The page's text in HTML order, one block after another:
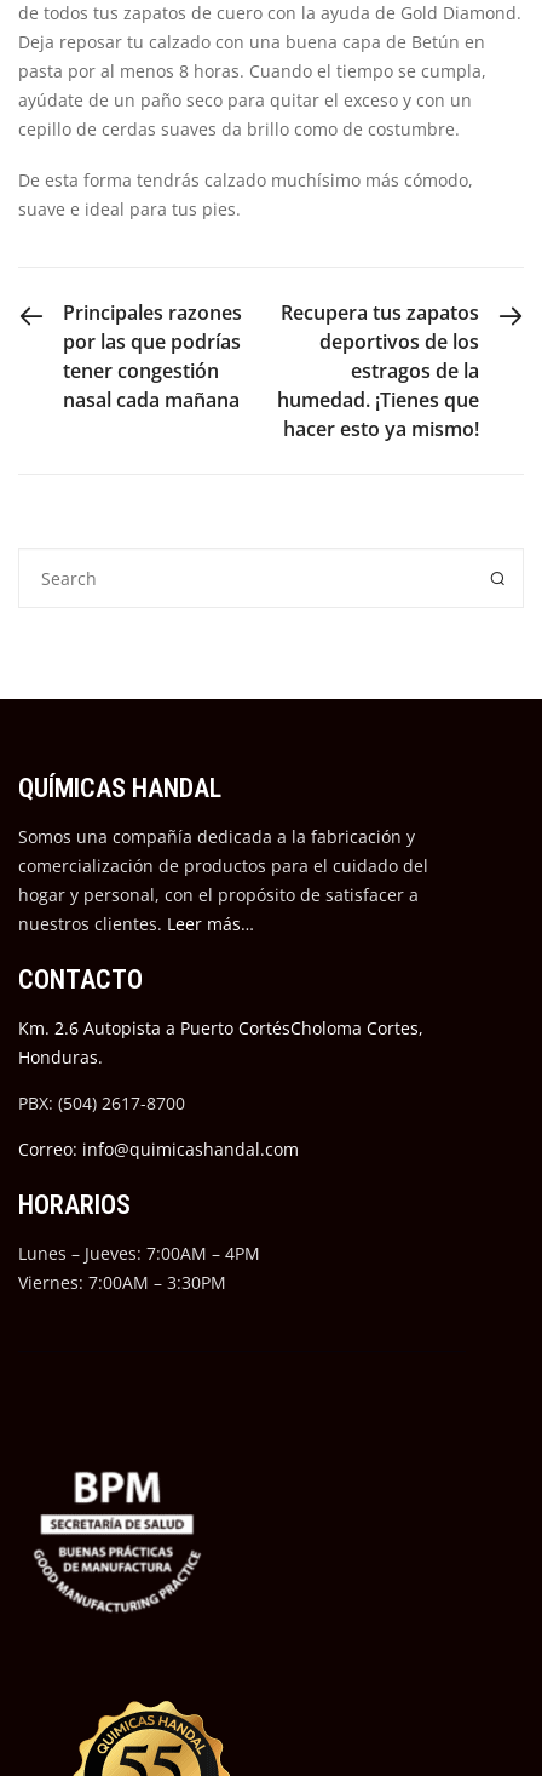
de todos tus zapatos de cuero con la ayuda de Gold Diamond.
Deja reposar tu calzado con una buena capa de Betún en
pasta por al menos 8 horas. Cuando el tiempo se cumpla,
ayúdate de un paño seco para quitar el exceso y con un
cepillo de cerdas suaves da brillo como de costumbre.
De esta forma tendrás calzado muchísimo más cómodo,
suave e ideal para tus pies.
PREVIOUS POST
Principales razones
por las que podrías
tener congestión
nasal cada mañana
NEXT POST
Recupera tus zapatos
deportivos de los
estragos de la
humedad. ¡Tienes que
hacer esto ya mismo!
QUÍMICAS HANDAL
Somos una compañía dedicada a la fabricación y
comercialización de productos para el cuidado del
hogar y personal, con el propósito de satisfacer a
nuestros clientes. Leer más…
CONTACTO
Km. 2.6 Autopista a Puerto CortésCholoma Cortes,
Honduras.
PBX: (504) 2617-8700
Correo: info@quimicashandal.com
HORARIOS
Lunes – Jueves: 7:00AM – 4PM
Viernes: 7:00AM – 3:30PM